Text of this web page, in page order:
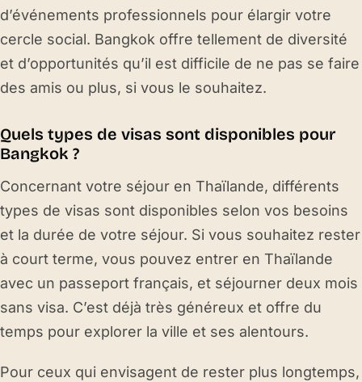
d’événements professionnels pour élargir votre
cercle social. Bangkok offre tellement de diversité
et d’opportunités qu’il est difficile de ne pas se faire
des amis ou plus, si vous le souhaitez.
Quels types de visas sont disponibles pour
Bangkok ?
Concernant votre séjour en Thaïlande, différents
types de visas sont disponibles selon vos besoins
et la durée de votre séjour. Si vous souhaitez rester
à court terme, vous pouvez entrer en Thaïlande
avec un passeport français, et séjourner deux mois
sans visa. C’est déjà très généreux et offre du
temps pour explorer la ville et ses alentours.
Pour ceux qui envisagent de rester plus longtemps,